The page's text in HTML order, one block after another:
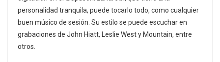
personalidad tranquila, puede tocarlo todo, como cualquier
buen músico de sesión. Su estilo se puede escuchar en
grabaciones de John Hiatt, Leslie West y Mountain, entre
otros.